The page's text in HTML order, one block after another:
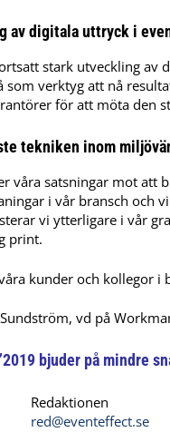
av digitala uttryck i
stark utveckling av
som verktyg att nå
för att möta den
tekniken inom
våra satsningar mot att
i vår bransch och
vi ytterligare i vår
print.
kunder och kollegor i
vd på
bjuder på mindre
Redaktionen
red@eventeffect.se